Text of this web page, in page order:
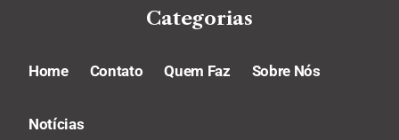
Categorias
Home Contato Quem Faz Sobre Nós
Notícias